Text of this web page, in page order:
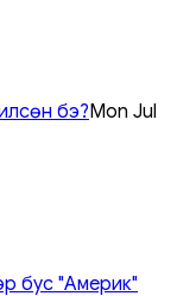
бэ?Mon Jul
бус "Америк"